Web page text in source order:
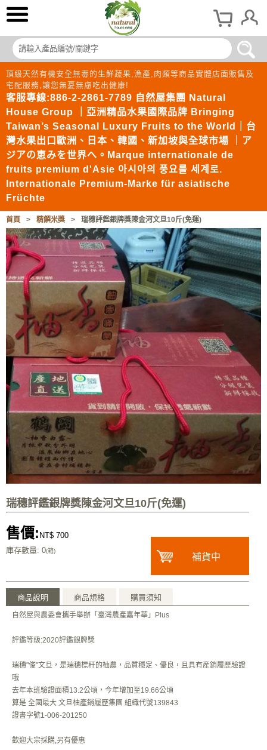
頂級天然有機安全無毒的生鮮蔬果,漁產,肉類等商品實體店面販售及
宅配服務,讓您無憂無慮吃出健康!
客服專線:886-2-2861-7789 自然屋集團 Natural
House Group ｜亞洲精品水果國際品牌 Bringing
Taiwan’s Seasonal Luxury Fruits to the World｜台
灣水果出口歐洲、日本、韓國、新加坡與全球市場 ｜ア
ジアの恵みを世界へ。Marque internationale de
fruits premium d'Asie 아시아의 풍요를 세계로.
Internationale Premium-Marke für asiatische
Früchte
首頁 > 精饌米獎 > 瑞穗評鑑銀牌獎陳金河文旦10斤(免運)
瑞穗評鑑銀牌獎陳金河文旦10斤(免運)
售價: NT$ 700
庫存數量: 0(箱)
補貨中
商品說明 商品規格 購買須知
自然屋與農委會攜手舉辦「臺灣農產嘉年華」Plus
評鑑等級:2020評鑑銀牌獎
瑞穗"俊"文旦，是瑞穗標杆的柚農，品質穩定、優良，且具有産銷履歷驗證
哦
去年本班驗證面積13.2公頃，今年增加至19.66公頃
算是 全國最大 文旦柚產銷履歷集團 組織代號139843
證書字號1-006-201250
歡迎大宗採購,另有優惠